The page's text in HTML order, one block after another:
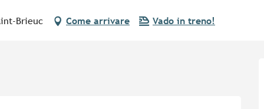
Brieuc Come arrivare Vado in treno!